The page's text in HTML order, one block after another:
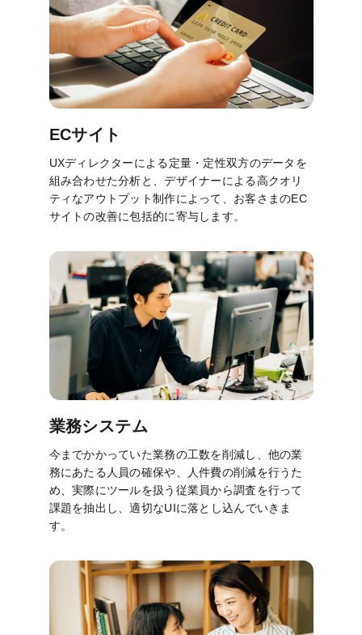
ECサイト
UXディレクターによる定量・定性双方のデータを
組み合わせた分析と、デザイナーによる高クオリ
ティなアウトプット制作によって、お客さまのEC
サイトの改善に包括的に寄与します。
業務システム
今までかかっていた業務の工数を削減し、他の業
務にあたる人員の確保や、人件費の削減を行うた
め、実際にツールを扱う従業員から調査を行って
課題を抽出し、適切なUIに落とし込んでいきま
す。